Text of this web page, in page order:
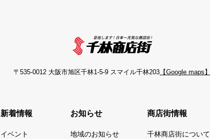
〒535-0012 大阪市旭区千林1-5-9 スマイル千林203 【Google maps】
新着情報
イベント
お知らせ
地域のお知らせ
商店街情報
千林商店街について